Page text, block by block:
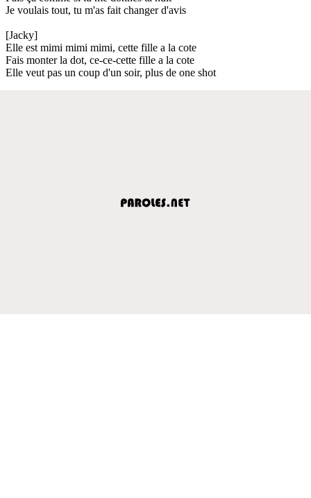
Je voulais tout, tu m'as fait changer d'avis
[Jacky]
Elle est mimi mimi mimi, cette fille a la cote
Fais monter la dot, ce-ce-cette fille a la cote
Elle veut pas un coup d'un soir, plus de one shot